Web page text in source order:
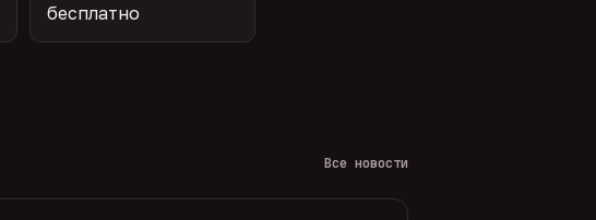
бесплатно
Все новости